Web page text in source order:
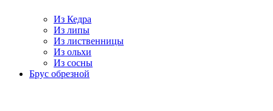
Из Кедра
Из липы
Из лиственницы
Из ольхи
Из сосны
Брус обрезной